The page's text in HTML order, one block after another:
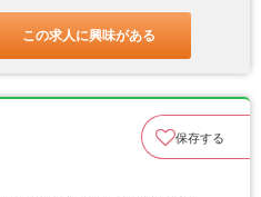
この求人に興味がある
保存する